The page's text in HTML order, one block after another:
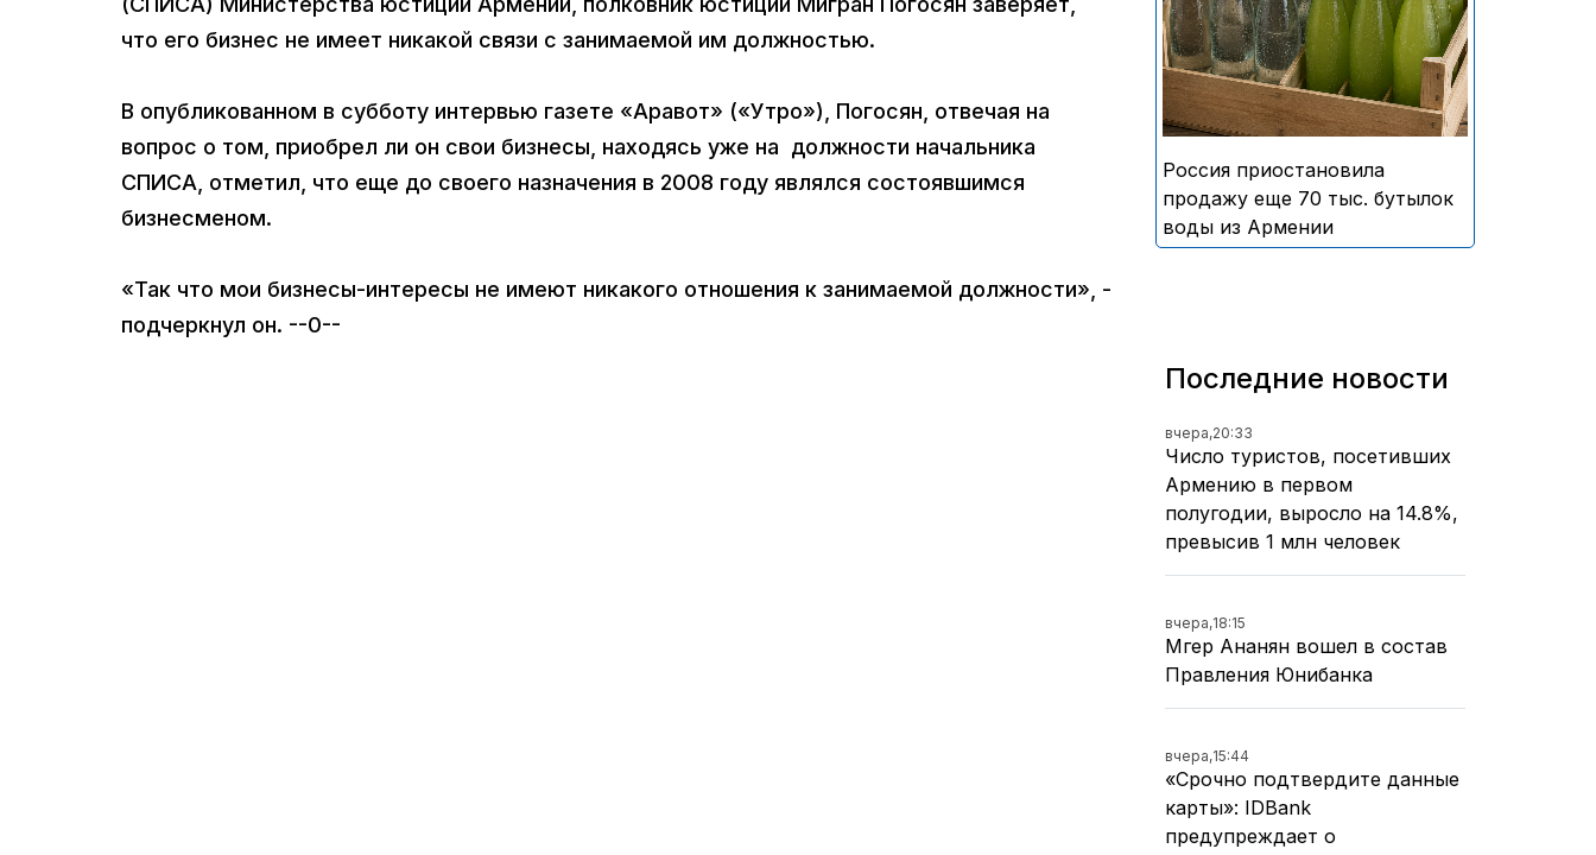
что его бизнес не имеет никакой связи с занимаемой им должностью.
В опубликованном в субботу интервью газете «Аравот» («Утро»), Погосян, отвечая на
вопрос о том, приобрел ли он свои бизнесы, находясь уже на должности начальника
СПИСА, отметил, что еще до своего назначения в 2008 году являлся состоявшимся
бизнесменом.
«Так что мои бизнесы-интересы не имеют никакого отношения к занимаемой должности», -
подчеркнул он. --0--
безалкогольных напитков
армянского производства
Россия приостановила
продажу еще 70 тыс. бутылок
воды из Армении
Последние новости
вчера,20:33
Число туристов, посетивших
Армению в первом
полугодии, выросло на 14.8%,
превысив 1 млн человек
вчера,18:15
Мгер Ананян вошел в состав
Правления Юнибанка
вчера,15:44
«Срочно подтвердите данные
карты»: IDBank
предупреждает о